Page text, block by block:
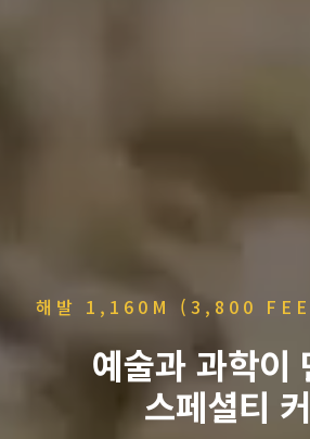
해발 1,160M (3,800
예술과 과학이
스페셜티